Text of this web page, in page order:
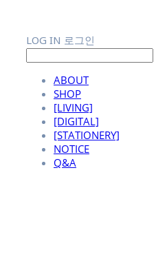
LOG IN 로그인
ABOUT
SHOP
[LIVING]
[DIGITAL]
[STATIONERY]
NOTICE
Q&A